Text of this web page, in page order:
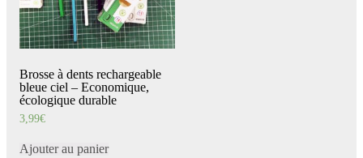
Brosse à dents rechargeable
bleue ciel – Economique,
écologique durable
3,99€
Ajouter au panier